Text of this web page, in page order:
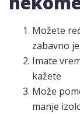
Možete
zabavno
Imate
kažete
Može
manje